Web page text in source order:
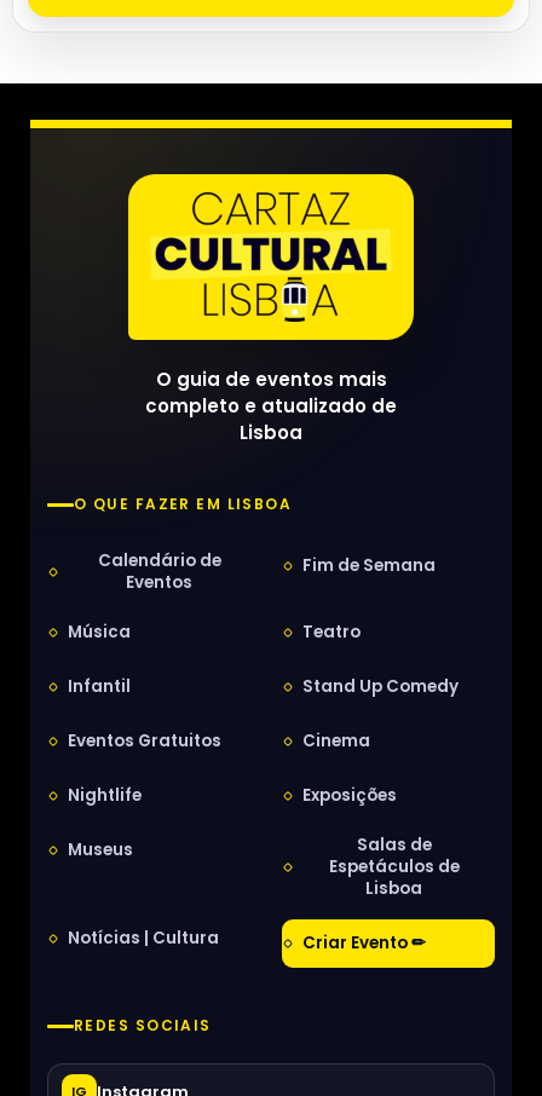
O guia de eventos mais
completo e atualizado de
Lisboa
O QUE FAZER EM LISBOA
Calendário de
Eventos
Fim de Semana
Música Teatro
Infantil Stand Up Comedy
Eventos Gratuitos Cinema
Nightlife Exposições
Museus
Salas de
Espetáculos de
Lisboa
Notícias | Cultura Criar Evento ✏
REDES SOCIAIS
IG